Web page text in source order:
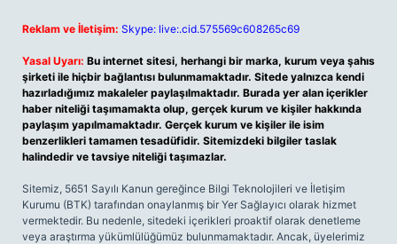
Reklam ve İletişim: Skype: live:.cid.575569c608265c69
Yasal Uyarı: Bu internet sitesi, herhangi bir marka, kurum veya şahıs
şirketi ile hiçbir bağlantısı bulunmamaktadır. Sitede yalnızca kendi
hazırladığımız makaleler paylaşılmaktadır. Burada yer alan içerikler
haber niteliği taşımamakta olup, gerçek kurum ve kişiler hakkında
paylaşım yapılmamaktadır. Gerçek kurum ve kişiler ile isim
benzerlikleri tamamen tesadüfidir. Sitemizdeki bilgiler taslak
halindedir ve tavsiye niteliği taşımazlar.
Sitemiz, 5651 Sayılı Kanun gereğince Bilgi Teknolojileri ve İletişim
Kurumu (BTK) tarafından onaylanmış bir Yer Sağlayıcı olarak hizmet
vermektedir. Bu nedenle, sitedeki içerikleri proaktif olarak denetleme
veya araştırma yükümlülüğümüz bulunmamaktadır. Ancak, üyelerimiz